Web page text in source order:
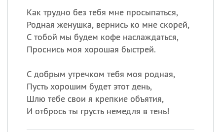
Как трудно без тебя мне просыпаться,
Родная женушка, вернись ко мне скорей,
С тобой мы будем кофе наслаждаться,
Проснись моя хорошая быстрей.
С добрым утречком тебя моя родная,
Пусть хорошим будет этот день,
Шлю тебе свои я крепкие объятия,
И отбрось ты грусть немедля в тень!